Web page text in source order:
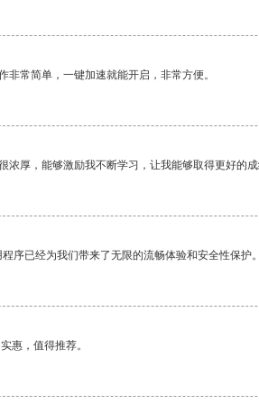
非常简单，一键加速就能开启，非常方便。
浓厚，能够激励我不断学习，让我能够取得更好的
序已经为我们带来了无限的流畅体验和安全性保护
惠，值得推荐。